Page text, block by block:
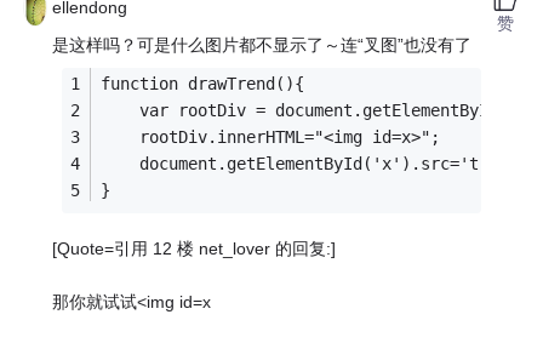
ellendong
是这样吗？可是什么图片都不显示了～连“叉图”也没有了
function drawTrend(){
var rootDiv =
	rootDiv.innerHTML="<img id=x>";
}
[Quote=引用 12 楼 net_lover 的回复:]
那你就试试<img id=x
赞